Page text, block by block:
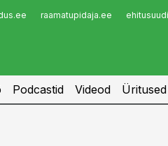
raamatupidaja.ee
Podcastid Videod Üritused